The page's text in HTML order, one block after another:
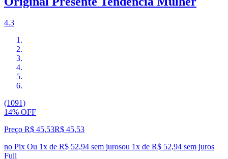
4.3
(1091)
14% OFF
Preço R$ 45,53R$ 45,53
no Pix Ou 1x de R$ 52,94 sem jurosou 1x de R$ 52,94 sem juros
Full